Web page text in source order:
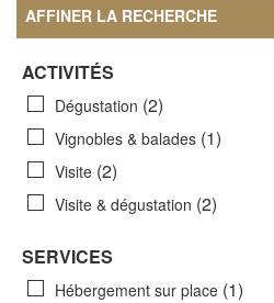
AFFINER LA RECHERCHE
ACTIVITÉS
Dégustation (2)
Vignobles & balades (1)
Visite (2)
Visite & dégustation (2)
SERVICES
Hébergement sur place (1)